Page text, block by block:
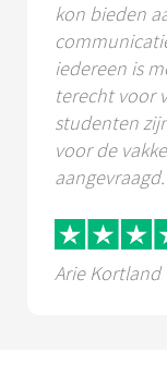
kon bieden
iedereen is
terecht voor
studenten
voor de
aangevraagd.
Arie Kortland